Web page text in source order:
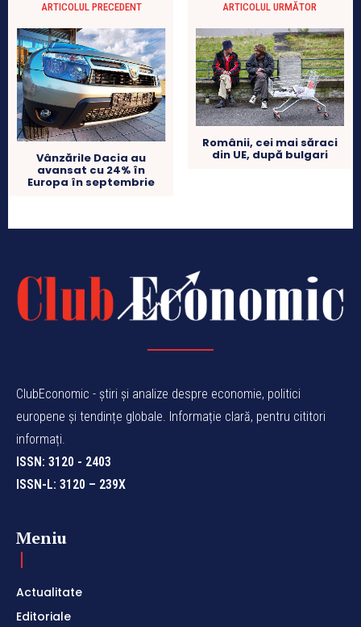
ARTICOLUL PRECEDENT
Vânzările Dacia au
avansat cu 24% în
Europa în septembrie
ARTICOLUL URMĂTOR
Românii, cei mai săraci
din UE, după bulgari
ClubEconomic - știri și analize despre economie, politici
europene și tendințe globale. Informație clară, pentru cititori
informați.
ISSN: 3120 - 2403
ISSN-L: 3120 – 239X
Meniu
Actualitate
Editoriale